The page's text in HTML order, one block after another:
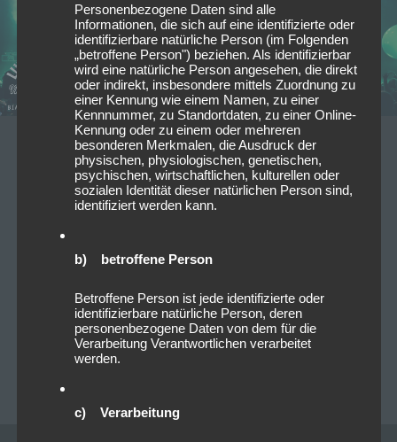
14/11/2023
Live on Stage: 2023-11-12
HeavySaurus @Backstage
München
Konzerttermin. Wir waren nämlich zu Gast bei den
Heavysaurus im Münchener Backstage.
Wahrscheinlich ist die Band eher den…Read more
Personenbezogene Daten sind alle
Informationen, die sich auf eine identifizierte oder
identifizierbare natürliche Person (im Folgenden
„betroffene Person") beziehen. Als identifizierbar
wird eine natürliche Person angesehen, die direkt
oder indirekt, insbesondere mittels Zuordnung zu
einer Kennung wie einem Namen, zu einer
Kennnummer, zu Standortdaten, zu einer Online-
Kennung oder zu einem oder mehreren
besonderen Merkmalen, die Ausdruck der
physischen, physiologischen, genetischen,
psychischen, wirtschaftlichen, kulturellen oder
sozialen Identität dieser natürlichen Person sind,
identifiziert werden kann.
b) betroffene Person
Betroffene Person ist jede identifizierte oder
identifizierbare natürliche Person, deren
personenbezogene Daten von dem für die
Verarbeitung Verantwortlichen verarbeitet
werden.
c) Verarbeitung